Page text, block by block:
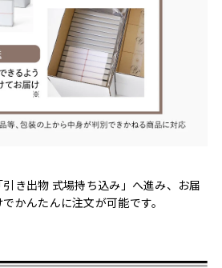
き出物 式場持ち込み」へ進み、お届
かんたんに注文が可能です。